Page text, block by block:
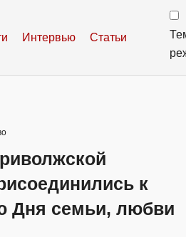
Интервью Статьи
к
Дня семьи, любви